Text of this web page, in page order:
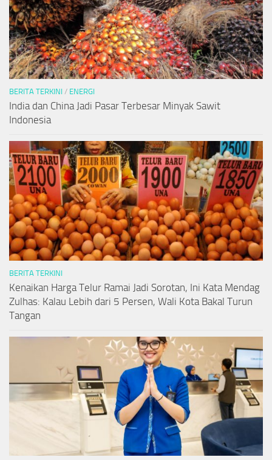
BERITA TERKINI / ENERGI
India dan China Jadi Pasar Terbesar Minyak Sawit
Indonesia
BERITA TERKINI
Kenaikan Harga Telur Ramai Jadi Sorotan, Ini Kata Mendag
Zulhas: Kalau Lebih dari 5 Persen, Wali Kota Bakal Turun
Tangan